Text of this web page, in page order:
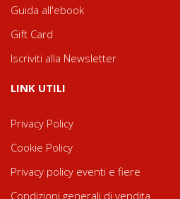
Guida all'ebook
Gift Card
Iscriviti alla Newsletter
LINK UTILI
Privacy Policy
Cookie Policy
Privacy policy eventi e fiere
Condizioni generali di vendita